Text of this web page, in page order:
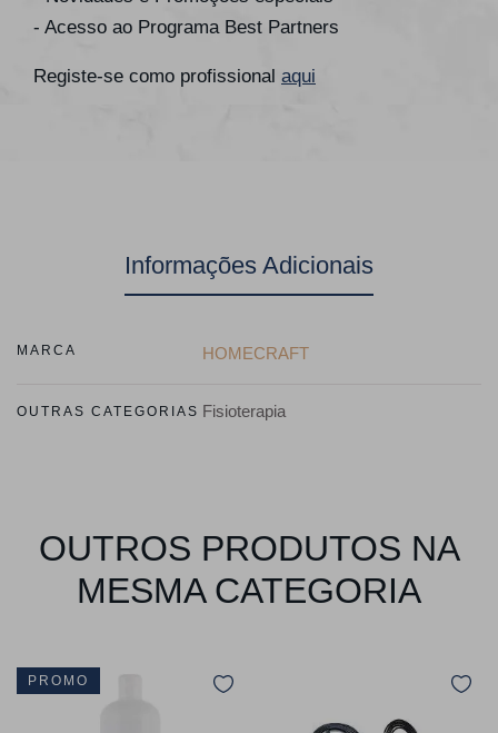
- Acesso ao Programa Best Partners
Registe-se como profissional aqui
Informações Adicionais
MARCA HOMECRAFT
OUTRAS CATEGORIAS Fisioterapia
OUTROS PRODUTOS NA
MESMA CATEGORIA
PROMO